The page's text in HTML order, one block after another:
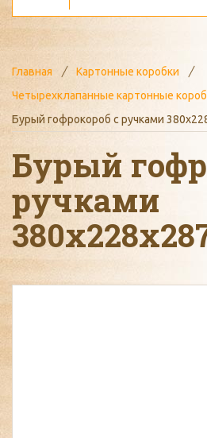
Главная
Картонные коробки
Четырехклапанные картонные
Бурый гофрокороб с ручками
Бурый
ручками